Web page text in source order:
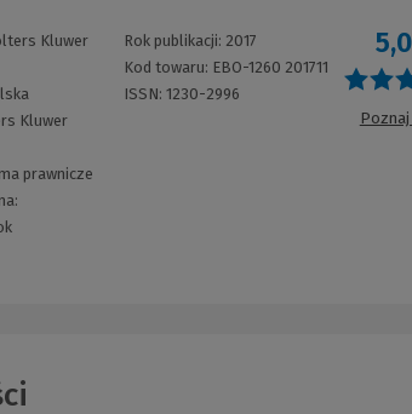
Kluwer
Kluwer
prawnicze
Rok publikacji: 2017
Kod towaru: EBO-1260 201711
ISSN: 1230-2996